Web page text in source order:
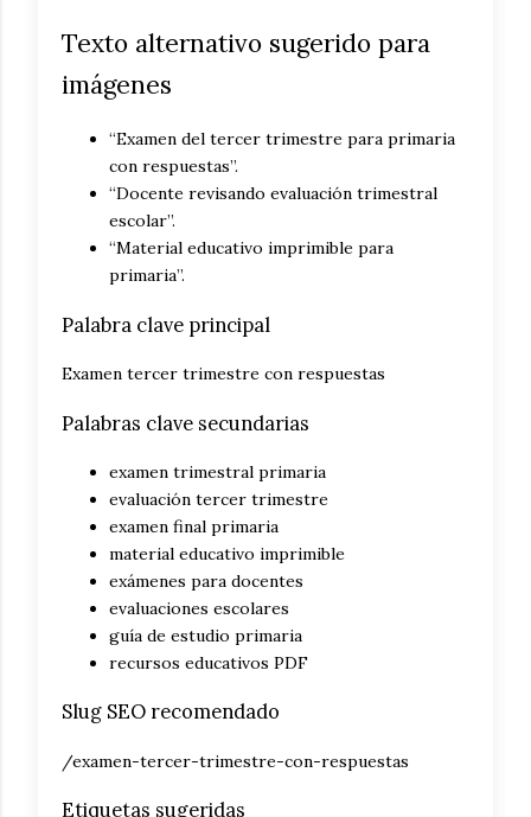
Texto alternativo sugerido para
imágenes
“Examen del tercer trimestre para primaria
con respuestas”.
“Docente revisando evaluación trimestral
escolar”.
“Material educativo imprimible para
primaria”.
Palabra clave principal
Examen tercer trimestre con respuestas
Palabras clave secundarias
examen trimestral primaria
evaluación tercer trimestre
examen final primaria
material educativo imprimible
exámenes para docentes
evaluaciones escolares
guía de estudio primaria
recursos educativos PDF
Slug SEO recomendado
/examen-tercer-trimestre-con-respuestas
Etiquetas sugeridas